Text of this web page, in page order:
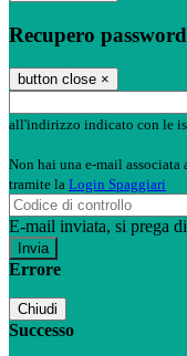
Recupero password
button close ×
all'indirizzo indicato con le
Non hai una e-mail associata
tramite la Login Spaggiari
E-mail inviata, si prega
Errore
Chiudi
Successo